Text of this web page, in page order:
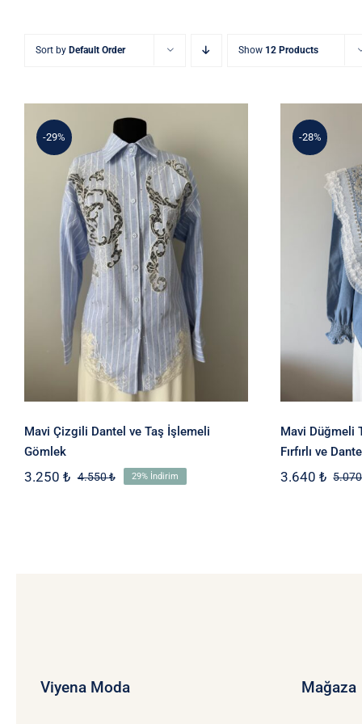
Sort by Default Order Show 12 Products
-29%
Mavi Çizgili Dantel ve Taş
İşlemeli Gömlek
Mavi Çizgili Dantel ve Taş İşlemeli
Gömlek
4.550₺Orijinal
3.250 ₺
Şu 29% İndirim
-28%
Mavi
Mavi Düğmeli
Fırfırlı ve
3.640 ₺
Viyena Moda Mağaza